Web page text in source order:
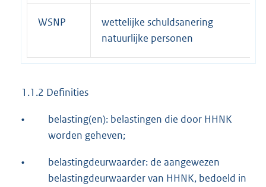
WSNP
wettelijke schuldsanering
natuurlijke personen
1.1.2 Definities
•
belasting(en): belastingen die door HHNK
worden geheven;
•
belastingdeurwaarder: de aangewezen
belastingdeurwaarder van HHNK, bedoeld in